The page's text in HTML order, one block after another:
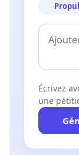
Écrivez
une